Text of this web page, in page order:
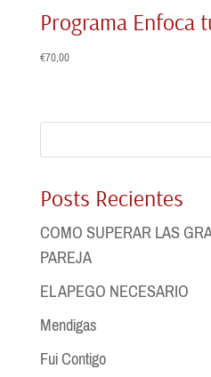
Programa Enfoca
€70,00
Posts Recientes
COMO SUPERAR LAS
PAREJA
EL APEGO NECESARIO
Mendigas
Fui Contigo